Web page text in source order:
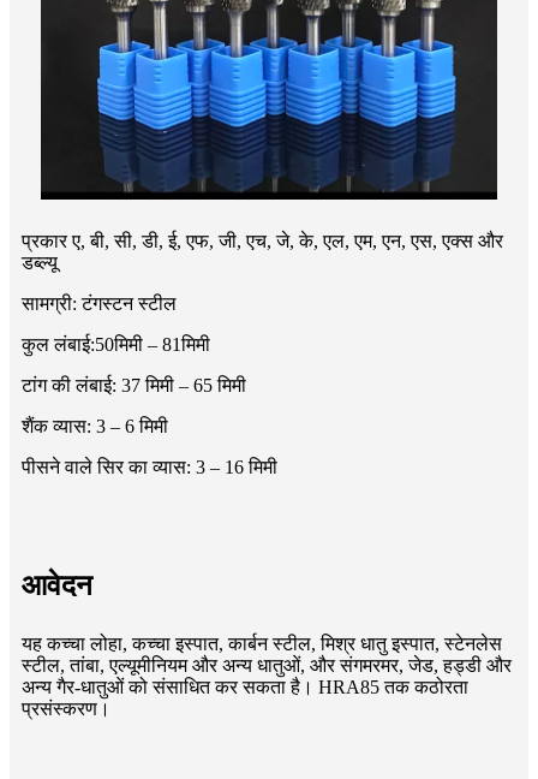
प्रकार ए, बी, सी, डी, ई, एफ, जी, एच, जे, के, एल, एम, एन, एस, एक्स और
डब्ल्यू
सामग्री: टंगस्टन स्टील
कुल लंबाई:50मिमी – 81मिमी
टांग की लंबाई: 37 मिमी – 65 मिमी
शैंक व्यास: 3 – 6 मिमी
पीसने वाले सिर का व्यास: 3 – 16 मिमी
आवेदन
यह कच्चा लोहा, कच्चा इस्पात, कार्बन स्टील, मिश्र धातु इस्पात, स्टेनलेस
स्टील, तांबा, एल्यूमीनियम और अन्य धातुओं, और संगमरमर, जेड, हड्डी और
अन्य गैर-धातुओं को संसाधित कर सकता है। HRA85 तक कठोरता
प्रसंस्करण।